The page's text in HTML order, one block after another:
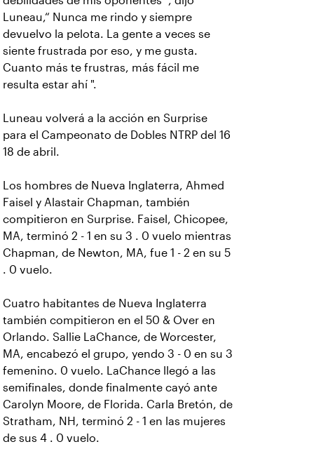
Luneau,“ Nunca me rindo y siempre
devuelvo la pelota. La gente a veces se
siente frustrada por eso, y me gusta.
Cuanto más te frustras, más fácil me
resulta estar ahí ".
Luneau volverá a la acción en Surprise
para el Campeonato de Dobles NTRP del 16
18 de abril.
Los hombres de Nueva Inglaterra, Ahmed
Faisel y Alastair Chapman, también
compitieron en Surprise. Faisel, Chicopee,
MA, terminó 2 - 1 en su 3 . 0 vuelo mientras
Chapman, de Newton, MA, fue 1 - 2 en su 5
. 0 vuelo.
Cuatro habitantes de Nueva Inglaterra
también compitieron en el 50 & Over en
Orlando. Sallie LaChance, de Worcester,
MA, encabezó el grupo, yendo 3 - 0 en su 3
femenino. 0 vuelo. LaChance llegó a las
semifinales, donde finalmente cayó ante
Carolyn Moore, de Florida. Carla Bretón, de
Stratham, NH, terminó 2 - 1 en las mujeres
de sus 4 . 0 vuelo.